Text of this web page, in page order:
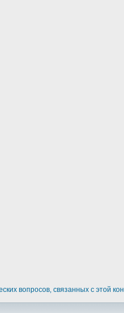
вопросов, связанных с этой